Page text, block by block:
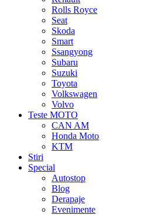
Rolls Royce
Seat
Skoda
Smart
Ssangyong
Subaru
Suzuki
Toyota
Volkswagen
Volvo
Teste MOTO
CAN AM
Honda Moto
KTM
Stiri
Special
Autostop
Blog
Derapaje
Evenimente